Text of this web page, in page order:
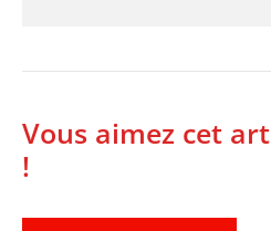
Vous aimez cet
!